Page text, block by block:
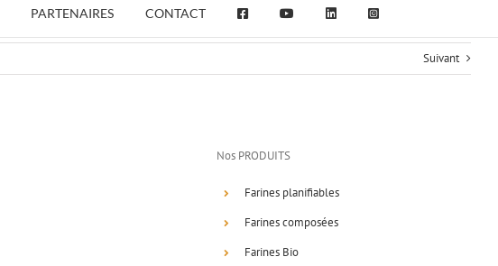
PARTENAIRES CONTACT
Suivant
Nos PRODUITS
Farines planifiables
Farines composées
Farines Bio